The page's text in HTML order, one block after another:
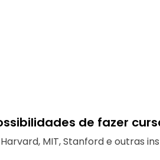
de fazer
MIT, Stanford e outras